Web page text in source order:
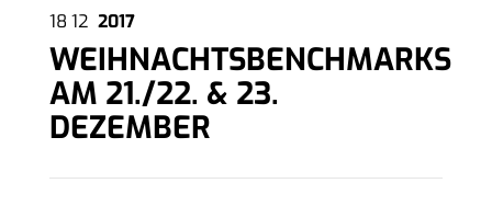
18 12 2017
WEIHNACHTSBENCHMARKS
AM 21./22. & 23.
DEZEMBER